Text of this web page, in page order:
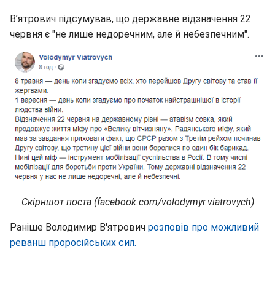
В’ятрович підсумував, що державне відзначення 22
червня є "не лише недоречним, але й небезпечним".
Скірншот поста (facebook.com/volodymyr.viatrovych)
Раніше Володимир В'ятрович розповів про можливий
реванш проросійських сил.